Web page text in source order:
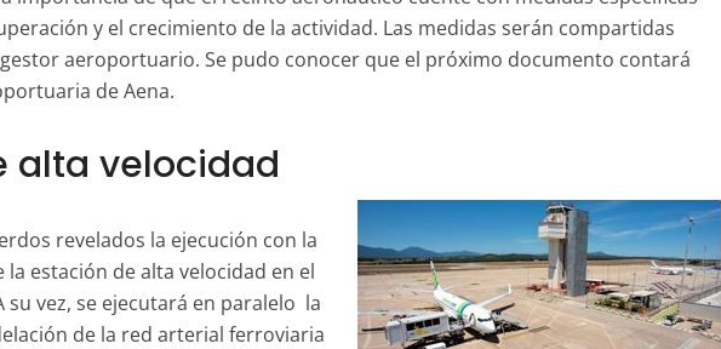
y el crecimiento de la actividad. Las medidas serán compartidas
aeroportuario. Se pudo conocer que el próximo documento contará
de Aena.
alta velocidad
revelados la ejecución con la
la estación de alta velocidad en el
su vez, se ejecutará en paralelo la
de la red arterial ferroviaria